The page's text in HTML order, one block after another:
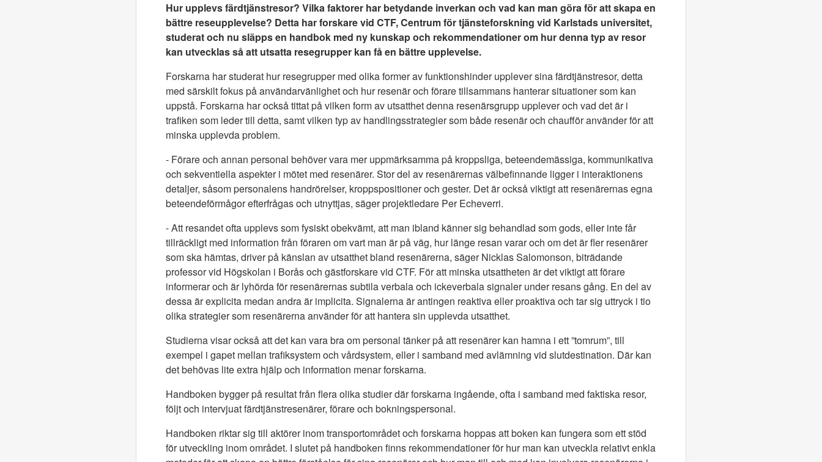
Hur upplevs färdtjänstresor? Vilka faktorer har betydande inverkan och vad kan man göra för att skapa en
bättre reseupplevelse? Detta har forskare vid CTF, Centrum för tjänsteforskning vid Karlstads universitet,
studerat och nu släpps en handbok med ny kunskap och rekommendationer om hur denna typ av resor
kan utvecklas så att utsatta resegrupper kan få en bättre upplevelse.
Forskarna har studerat hur resegrupper med olika former av funktionshinder upplever sina färdtjänstresor, detta
med särskilt fokus på användarvänlighet och hur resenär och förare tillsammans hanterar situationer som kan
uppstå. Forskarna har också tittat på vilken form av utsatthet denna resenärsgrupp upplever och vad det är i
trafiken som leder till detta, samt vilken typ av handlingsstrategier som både resenär och chaufför använder för att
minska upplevda problem.
- Förare och annan personal behöver vara mer uppmärksamma på kroppsliga, beteendemässiga, kommunikativa
och sekventiella aspekter i mötet med resenärer. Stor del av resenärernas välbefinnande ligger i interaktionens
detaljer, såsom personalens handrörelser, kroppspositioner och gester. Det är också viktigt att resenärernas egna
beteendeförmågor efterfrågas och utnyttjas, säger projektledare Per Echeverri.
- Att resandet ofta upplevs som fysiskt obekvämt, att man ibland känner sig behandlad som gods, eller inte får
tillräckligt med information från föraren om vart man är på väg, hur länge resan varar och om det är fler resenärer
som ska hämtas, driver på känslan av utsatthet bland resenärerna, säger Nicklas Salomonson, biträdande
professor vid Högskolan i Borås och gästforskare vid CTF. För att minska utsattheten är det viktigt att förare
informerar och är lyhörda för resenärernas subtila verbala och ickeverbala signaler under resans gång. En del av
dessa är explicita medan andra är implicita. Signalerna är antingen reaktiva eller proaktiva och tar sig uttryck i tio
olika strategier som resenärerna använder för att hantera sin upplevda utsatthet.
Studierna visar också att det kan vara bra om personal tänker på att resenärer kan hamna i ett ”tomrum”, till
exempel i gapet mellan trafiksystem och vårdsystem, eller i samband med avlämning vid slutdestination. Där kan
det behövas lite extra hjälp och information menar forskarna.
Handboken bygger på resultat från flera olika studier där forskarna ingående, ofta i samband med faktiska resor,
följt och intervjuat färdtjänstresenärer, förare och bokningspersonal.
Handboken riktar sig till aktörer inom transportområdet och forskarna hoppas att boken kan fungera som ett stöd
för utveckling inom området. I slutet på handboken finns rekommendationer för hur man kan utveckla relativt enkla